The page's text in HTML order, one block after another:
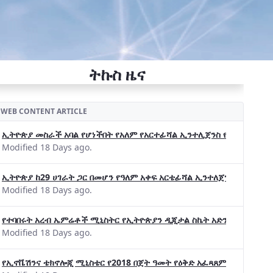
ትኩስ ዜና
WEB CONTENT ARTICLE
ኢትዮጵያ መስራች አባል የሆነችበት የአለም የአርተፊሻል ኢንተሊጀንስ የትብብር
Modified 18 Days ago.
ኢትዮጵያ ከ29 ሀገራት ጋር በመሆን የዓለም አቀፍ አርቴፊሻል ኢንተለጀንስ ትብብር
Modified 18 Days ago.
የተባበሩት አረብ ኤምሬቶች ሚኒስትር የኢትዮጵያን ዲጂታል ስኬት አድንቀዋል
Modified 18 Days ago.
የኢኖቬሽንና ቴክኖሎጂ ሚኒስቴር የ2018 በጀት ዓመት የዕቅድ አፈጻጸምና የቀጣይ